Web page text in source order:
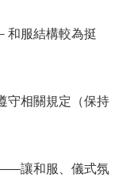
和服結構較為挺
守相關規定（保持
讓和服、儀式氛